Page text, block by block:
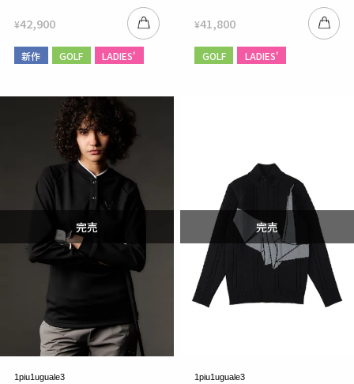
¥42,900
新作 GOLF LADIES'
¥41,800
GOLF LADIES'
1piu1uguale3 1piu1uguale3